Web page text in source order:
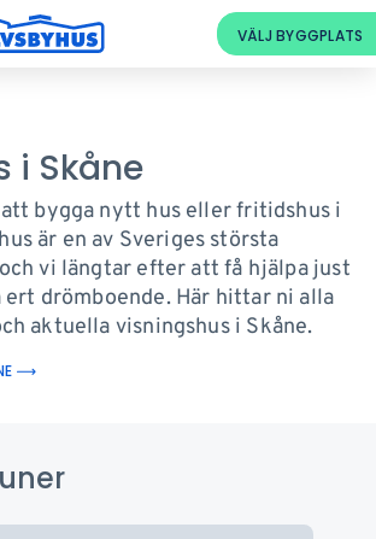
i Skåne
att bygga nytt hus eller fritidshus i
är en av Sveriges största
vi längtar efter att få hjälpa just
drömboende. Här hittar ni alla
aktuella visningshus i Skåne.